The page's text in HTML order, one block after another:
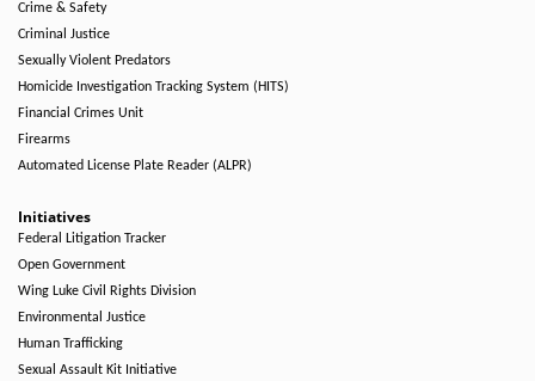
Crime & Safety
Criminal Justice
Sexually Violent Predators
Homicide Investigation Tracking System (HITS)
Financial Crimes Unit
Firearms
Automated License Plate Reader (ALPR)
Initiatives
Federal Litigation Tracker
Open Government
Wing Luke Civil Rights Division
Environmental Justice
Human Trafficking
Sexual Assault Kit Initiative